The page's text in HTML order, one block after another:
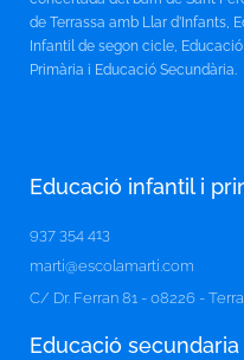
de Terrassa amb Llar d’Infants,
Infantil de segon cicle, Educació
Primària i Educació Secundària.
Educació infantil i
937 354 413
marti@escolamarti.com
C/ Dr. Ferran 81 - 08226 -
Educació